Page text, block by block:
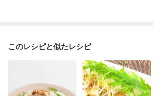
このレシピと似たレシピ